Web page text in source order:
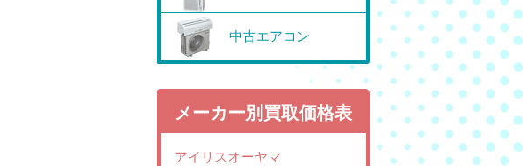
中古エアコン
メーカー別買取価格表
アイリスオーヤマ